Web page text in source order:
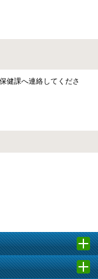
健課へ連絡してくださ